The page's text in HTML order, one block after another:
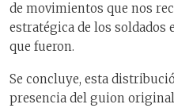
de movimientos que nos
estratégica de los soldados
que fueron.
Se concluye, esta
presencia del guion